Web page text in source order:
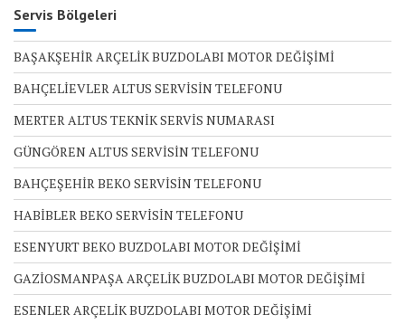
Servis Bölgeleri
BAŞAKŞEHİR ARÇELİK BUZDOLABI MOTOR DEĞİŞİMİ
BAHÇELİEVLER ALTUS SERVİSİN TELEFONU
MERTER ALTUS TEKNİK SERVİS NUMARASI
GÜNGÖREN ALTUS SERVİSİN TELEFONU
BAHÇEŞEHİR BEKO SERVİSİN TELEFONU
HABİBLER BEKO SERVİSİN TELEFONU
ESENYURT BEKO BUZDOLABI MOTOR DEĞİŞİMİ
GAZİOSMANPAŞA ARÇELİK BUZDOLABI MOTOR DEĞİŞİMİ
ESENLER ARÇELİK BUZDOLABI MOTOR DEĞİŞİMİ